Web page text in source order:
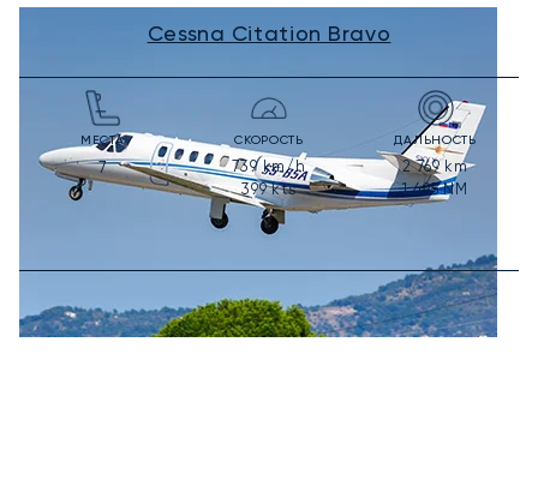
Cessna Citation Bravo
МЕСТА
7
СКОРОСТЬ
739km/h
399kts
ДАЛЬНОСТЬ
2 769km
1 495NM